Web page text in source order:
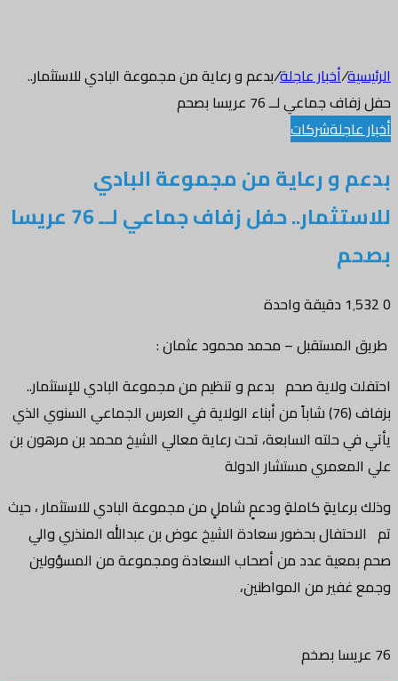
الرئيسية/أخبار عاجلة/بدعم و رعاية من مجموعة البادي للاستثمار..
حفل زفاف جماعي لــ 76 عريسا بصحم
أخبار عاجلةشركات
بدعم و رعاية من مجموعة البادي
للاستثمار.. حفل زفاف جماعي لــ 76 عريسا
بصحم
0
دقيقة واحدة
طريق المستقبل – محمد محمود عثمان :
احتفلت ولاية صحم بدعم و تنظيم من مجموعة البادي للإستثمار..
بزفاف (76) شاباً من أبناء الولاية في العرس الجماعي السنوي الذي
يأتي في حلته السابعة، تحت رعاية معالي الشيخ محمد بن مرهون بن
علي المعمري مستشار الدولة
وذلك برعايةٍ كاملةٍ ودعمٍ شاملٍ من مجموعة البادي للاستثمار ، حيث
تم الاحتفال بحضور سعادة الشيخ عوض بن عبدالله المنذري والي
صحم بمعية عدد من أصحاب السعادة ومجموعة من المسؤولين
وجمع غفير من المواطنين،
76 عريسا بصخم